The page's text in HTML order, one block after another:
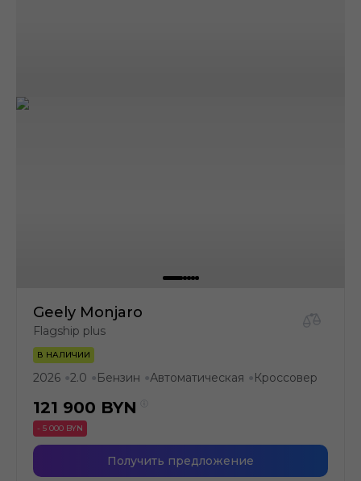
Geely Monjaro
Flagship plus
В НАЛИЧИИ
2026 ●2.0 ● Бензин ●Автоматическая ● Кроссовер
121 900 BYN
- 5 000 BYN
Получить предложение